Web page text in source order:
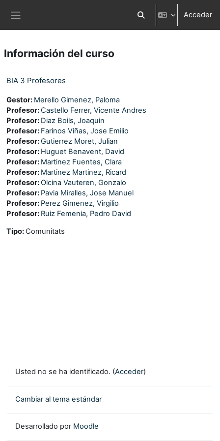
Selector de búsqueda
Acceder
Información del curso
BIA 3 Profesores
Gestor: Merello Gimenez, Paloma
Profesor:Castello Ferrer, Vicente Andres
Profesor: Diaz Boils, Joaquin
Profesor: Farinos Viñas, Jose Emilio
Profesor:Gutierrez Moret, Julian
Profesor: Huguet Benavent, David
Profesor: Martinez Fuentes, Clara
Profesor: Martinez Martinez, Ricard
Profesor:Olcina Vauteren, Gonzalo
Profesor: Pavia Miralles, Jose Manuel
Profesor: Perez Gimenez, Virgilio
Profesor: Ruiz Femenia, Pedro David
Tipo: Comunitats
Usted no se ha identificado. (Acceder)
Cambiar al tema estándar
Desarrollado por Moodle